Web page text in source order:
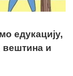
едукацију,
вештина и